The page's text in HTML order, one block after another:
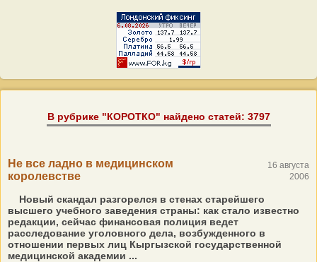
В рубрике "КОРОТКО" найдено статей: 3797
Не все ладно в медицинском
королевстве
16 августа
2006
Новый скандал разгорелся в стенах старейшего
высшего учебного заведения страны: как стало известно
редакции, сейчас финансовая полиция ведет
расследование уголовного дела, возбужденного в
отношении первых лиц Кыргызской государственной
медицинской академии ...